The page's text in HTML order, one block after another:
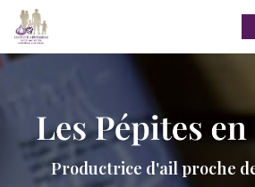
Aller
contenu
principal
Productrice d'ail proche